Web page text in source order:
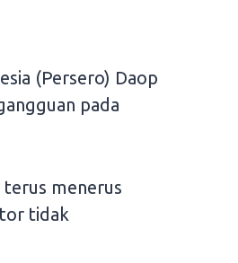
(Persero) Daop
pada
menerus
tidak